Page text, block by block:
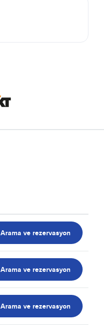
Arama ve rezervasyon
Arama ve rezervasyon
Arama ve rezervasyon